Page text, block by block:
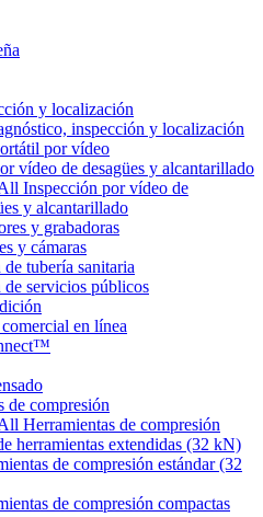
y localización
inspección y localización
por vídeo
vídeo de desagües y alcantarillado
Inspección por vídeo de
y alcantarillado
y grabadoras
y cámaras
tubería sanitaria
servicios públicos
en línea
de compresión
Herramientas de compresión
herramientas extendidas (32 kN)
de compresión estándar (32
de compresión compactas